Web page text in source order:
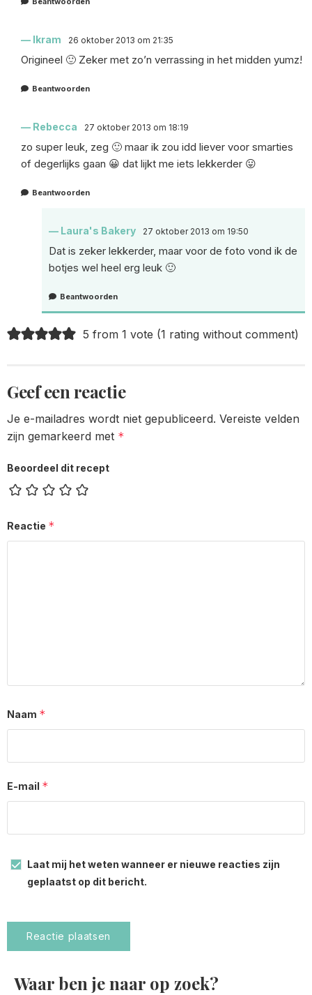
Ikram 26 oktober 2013 om 21:35
Origineel 🙂 Zeker met zo’n verrassing in het midden yumz!
Beantwoorden
Rebecca 27 oktober 2013 om 18:19
zo super leuk, zeg 🙂 maar ik zou idd liever voor smarties
of degerlijks gaan 😀 dat lijkt me iets lekkerder 😛
Beantwoorden
Laura's Bakery 27 oktober 2013 om 19:50
Dat is zeker lekkerder, maar voor de foto vond ik de
botjes wel heel erg leuk 🙂
Beantwoorden
5 from 1 vote (1 rating without comment)
Geef een reactie
Je e-mailadres wordt niet gepubliceerd. Vereiste velden
zijn gemarkeerd met *
Beoordeel dit recept
Reactie *
Naam *
E-mail *
Laat mij het weten wanneer er nieuwe reacties zijn
geplaatst op dit bericht.
Waar ben je naar op zoek?